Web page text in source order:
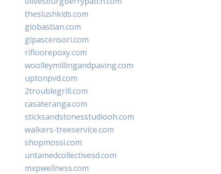
theslushkids.com
giobastian.com
glpascensori.com
rifloorepoxy.com
woolleymillingandpaving.com
uptonpvd.com
2troublegrill.com
casateranga.com
sticksandstonesstudiooh.com
walkers-treeservice.com
shopmossi.com
untamedcollectivesd.com
mxpwellness.com